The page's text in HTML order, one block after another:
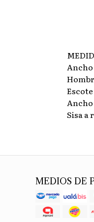
Ancho
Escote
Ancho
Sisa a
MEDIOS DE